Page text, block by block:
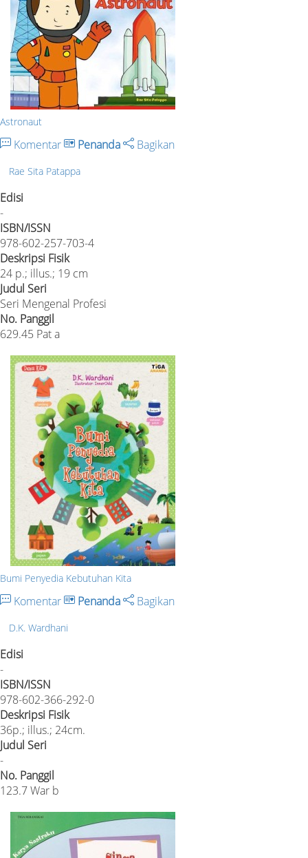
Astronaut
Komentar Penanda Bagikan
Rae Sita Patappa
Edisi
-
ISBN/ISSN
978-602-257-703-4
Deskripsi Fisik
24 p.; illus.; 19 cm
Judul Seri
Seri Mengenal Profesi
No. Panggil
629.45 Pat a
Bumi Penyedia Kebutuhan Kita
Komentar Penanda Bagikan
D.K. Wardhani
Edisi
-
ISBN/ISSN
978-602-366-292-0
Deskripsi Fisik
36p.; illus.; 24cm.
Judul Seri
-
No. Panggil
123.7 War b